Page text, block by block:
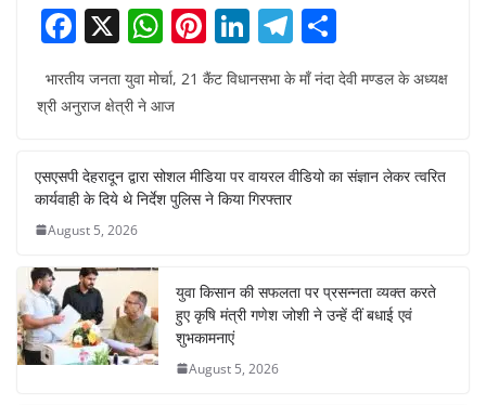
F
c
e
b
o
o
k
X W
h
at
A
p
Pi
nt
er
st
Li
k
dI
n
T
el
e
a
h
ar
भारतीय जनता युवा मोर्चा, 21 कैंट विधानसभा के माँ नंदा देवी मण्डल के अध्यक्ष
श्री अनुराज क्षेत्री ने आज
एसएसपी देहरादून द्वारा सोशल मीडिया पर वायरल वीडियो का संज्ञान लेकर त्वरित
कार्यवाही के दिये थे निर्देश पुलिस ने किया गिरफ्तार
August 5, 2026
युवा किसान की सफलता पर प्रसन्नता व्यक्त करते
हुए कृषि मंत्री गणेश जोशी ने उन्हें दीं बधाई एवं
शुभकामनाएं
August 5, 2026